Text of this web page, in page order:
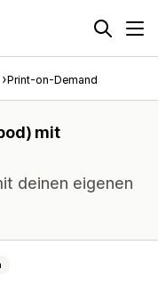
Print-on-Demand
mit
deinen eigenen